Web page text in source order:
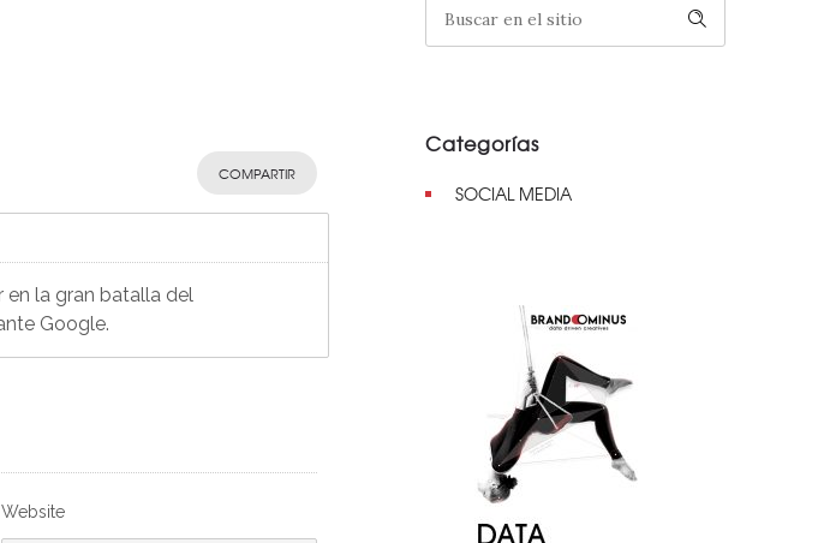
COMPARTIR
la gran batalla del
Google.
Website
Categorías
SOCIAL MEDIA